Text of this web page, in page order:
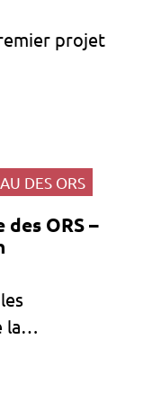
projet
DES ORS
ORS –
la…